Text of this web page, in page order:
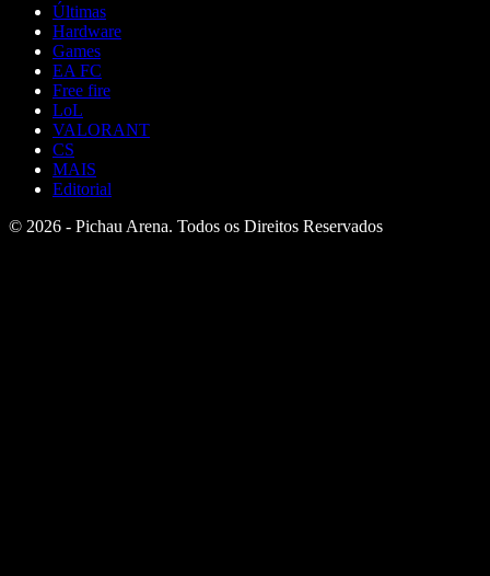
Últimas
Hardware
Games
EA FC
Free fire
LoL
VALORANT
CS
MAIS
Editorial
© 2026 - Pichau Arena. Todos os Direitos Reservados